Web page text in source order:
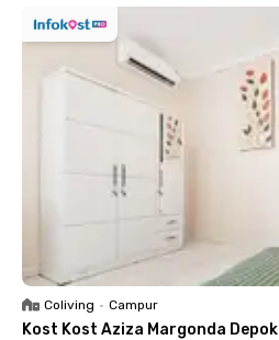
Coliving • Campur
Kost Kost Aziza Margonda Depok